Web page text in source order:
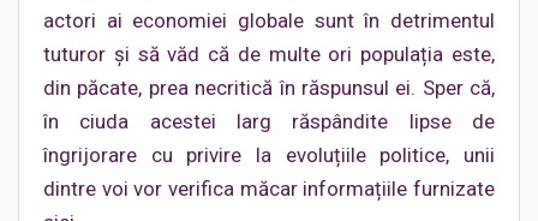
actori ai economiei globale sunt în detrimentul
tuturor și să văd că de multe ori populația este,
din păcate, prea necritică în răspunsul ei. Sper că,
în ciuda acestei larg răspândite lipse de
îngrijorare cu privire la evoluțiile politice, unii
dintre voi vor verifica măcar informațiile furnizate